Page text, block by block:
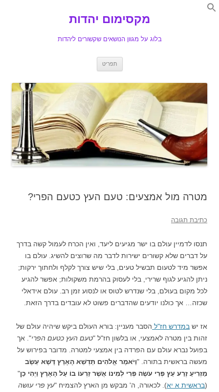
Search
מקסימום יהדות
בלוג על מגוון הנושאים שקשורים ליהדות
תפריט
מטרה מול אמצעים: טעם העץ כטעם הפרי?
כתיבת תגובה
תנסו לדמיין עולם בו ישר מגיעים ליעד, ואין הכרח לעמול קשה בדרך
על דברים שלא קשורים ישירות לדבר מה שרוצים להשיג. עולם בו
אפשר מיד לטעום תבשיל טעים, בלי שיש צורך לקלף ולחתוך ירקות;
ניתן להגיע לגוף שרירי, בלי לעסוק בהרמת משקולות; אפשר להגיע
לכל מקום בעולם, בלי שנדרש לטוס או לנסוע זמן רב. עולם אידאלי
שכזה… אך כולנו יודעים שהדברים פשוט לא עובדים בדרך הזאת.
אז יש במדרש חז"ל הסבר מעניין: בורא העולם ביקש שיהיה עולם של
זהות בין מטרה לאמצעי, או בלשון חז"ל "טעם העץ כטעם הפרי". אך
בפועל נברא עולם עם הפרדה בין אמצעי למטרה. מדובר בפירוש על
מעשה בראשית בתורה. "וַיֹּאמֶר אֱלֹהִים תַּדְשֵׁא הָאָרֶץ דֶּשֶׁא עֵשֶׂב
מַזְרִיעַ זֶרַע עֵץ פְּרִי עֹשֶׂה פְּרִי לְמִינוֹ אֲשֶׁר זַרְעוֹ בוֹ עַל הָאָרֶץ וַיְהִי כֵן"
(בראשית א יא). לכאורה, ה' מבקש מן הארץ להצמיח "עץ פרי עושה